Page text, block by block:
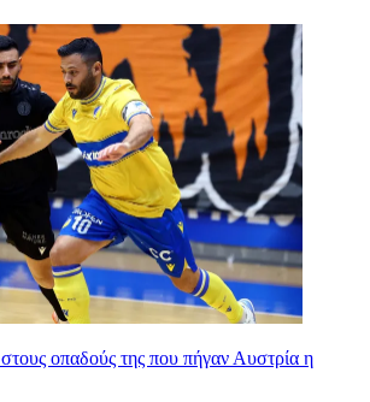
οπαδούς της που πήγαν Αυστρία η